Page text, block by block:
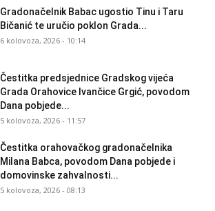
Gradonačelnik Babac ugostio Tinu i Taru
Bičanić te uručio poklon Grada...
6 kolovoza, 2026 - 10:14
Čestitka predsjednice Gradskog vijeća
Grada Orahovice Ivančice Grgić, povodom
Dana pobjede...
5 kolovoza, 2026 - 11:57
Čestitka orahovačkog gradonačelnika
Milana Babca, povodom Dana pobjede i
domovinske zahvalnosti...
5 kolovoza, 2026 - 08:13